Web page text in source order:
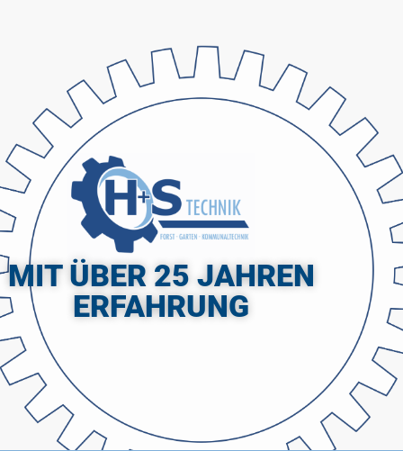
MIT ÜBER 25 JAHREN
ERFAHRUNG